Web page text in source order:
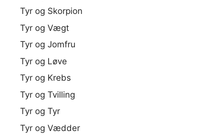
Tyr og Skorpion
Tyr og Vægt
Tyr og Jomfru
Tyr og Løve
Tyr og Krebs
Tyr og Tvilling
Tyr og Tyr
Tyr og Vædder